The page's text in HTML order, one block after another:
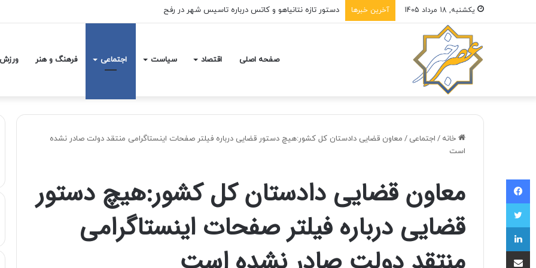
یکشنبه, 18 مرداد 1405 آخرین خبرها حق انتخاب، نخستین قربانی انحصار
صفحه اصلی اقتصاد سیاست اجتماعی فرهنگ و هنر ورزش
خانه / اجتماعی / معاون قضایی دادستان کل كشور:هیچ دستور قضایی درباره فیلتر صفحات اینستاگرامی منتقد دولت صادر نشده
است
معاون قضایی دادستان کل كشور:هیچ دستور
قضایی درباره فیلتر صفحات اینستاگرامی